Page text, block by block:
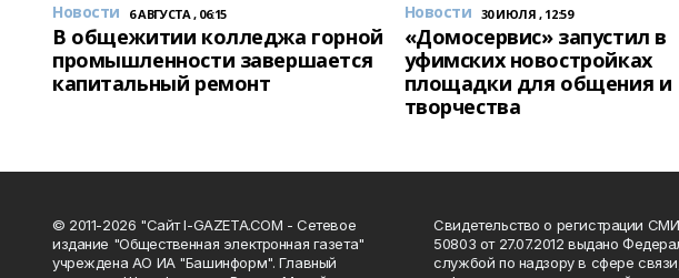
Новости 6 АВГУСТА , 06:15
В общежитии колледжа горной
промышленности завершается
капитальный ремонт
Новости 30 ИЮЛЯ , 12:59
«Домосервис» запустил в
уфимских новостройках
площадки для общения и
творчества
© 2011-2026 "Сайт I-GAZETA.COM - Сетевое
издание "Общественная электронная газета"
учреждена АО ИА "Башинформ". Главный
Свидетельство о регистрации
50803 от 27.07.2012 выдано
службой по надзору в сфере